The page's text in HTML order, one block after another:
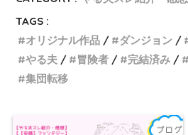
TAGS :
オリジナル作品
ダンジョン
やる夫
冒険者 完結済み
集団転移